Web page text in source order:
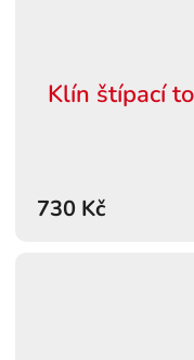
Klín štípací
730 Kč